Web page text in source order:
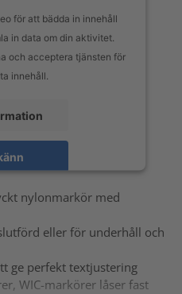
för att bädda in innehåll
in data om din aktivitet.
och acceptera tjänsten för
innehåll.
nylonmarkör med
eller för underhåll och
ge perfekt textjustering
WIC-markörer låser fast